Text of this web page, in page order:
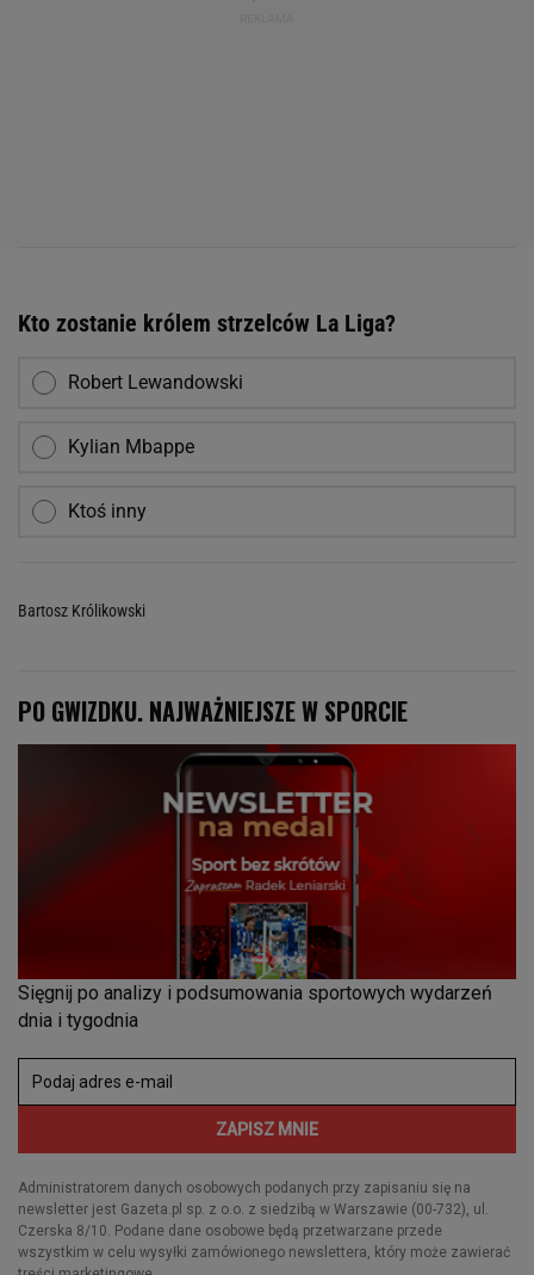
Kto zostanie królem strzelców La Liga?
Robert Lewandowski
Kylian Mbappe
Ktoś inny
Bartosz Królikowski